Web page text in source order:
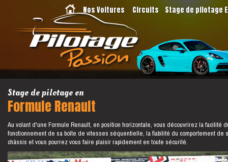
Nos Voitures Circuits Stage de pilotage
Stage de pilotage en
Formule Renault
Au volant d'une Formule Renault, en position horizontale, vous découvrirez la facilité
fonctionnement de sa boîte de vitesses séquentielle, la fiabilité du comportement de
châssis et vous pourrez vous faire plaisir rapidement en toute sécurité.